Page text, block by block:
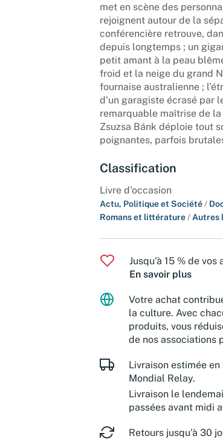
met en scène des
rejoignent autour de la
conférencière retrouve,
depuis longtemps ; un
petit amant à la peau
froid et la neige du grand
fournaise australienne ;
d'un garagiste écrasé par
remarquable maîtrise de
Zsuzsa Bánk déploie tout
poignantes, parfois
Classification
Livre d'occasion
Actu, Politique et Société /
Romans et littérature / Autres
Jusqu'à 15 % de
En savoir plus
Votre achat
la culture. Avec
produits, vous
de nos associations
Livraison estimée
Mondial Relay.
Livraison le
passées avant midi
Retours jusqu'à 30